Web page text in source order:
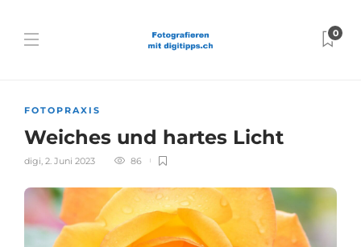
0
FOTOPRAXIS
Weiches und hartes Licht
digi, 2. Juni 2023 86